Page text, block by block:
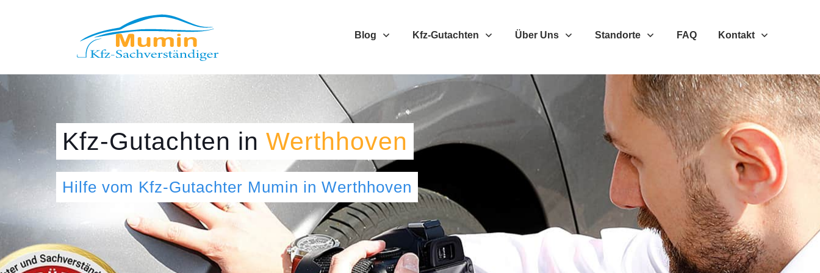
Blog Kfz-Gutachten Über Uns Standorte FAQ Kontakt
Kfz-Gutachten in Werthhoven
Hilfe vom Kfz-Gutachter Mumin in Werthhoven